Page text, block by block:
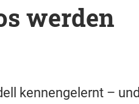
werden
kennengelernt – und